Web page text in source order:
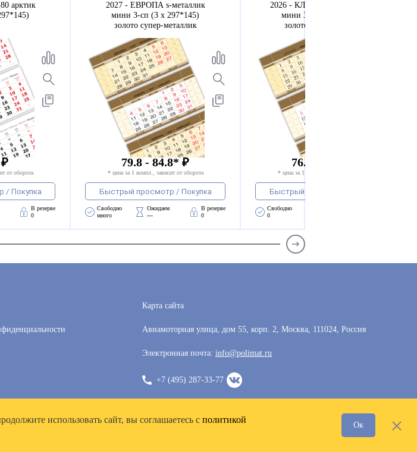
арктик
от оборота
/ Покупка
В резерве
0
2027 - ЕВРОПА s-металлик
мини 3-сп (3 х 297*145)
золото супер-металлик
79.8 - 84.8* ₽
* цена за 1 компл., зависит от оборота
Быстрый просмотр / Покупка
Свободно
много
Ожидаем
—
В резерве
0
2026 - КЛАССИКА s-металлик
мини 3-сп (3 х 297*145)
золото супер-металлик
76.8 - 81.8* ₽
* цена за 1 компл., зависит от оборота
Быстрый просмотр / Покупка
Свободно
0
Карта сайта
Авиамоторная улица, дом 55, корп. 2, Москва, 111024, Россия
Электронная почта: info@polimat.ru
+7 (495) 287-33-77
использовать сайт, вы соглашаетесь с политикой
Ок